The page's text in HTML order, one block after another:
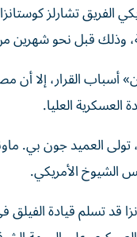
الفريق تشارلز
وذلك قبل نحو شهرين
أسباب القرار، إلا
العسكرية العليا.
تولى العميد جون بي.
الأمريكي.